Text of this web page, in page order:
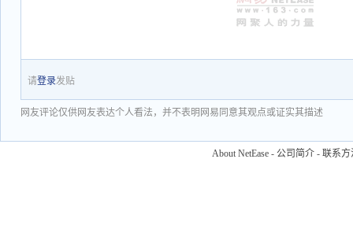
请登录发贴
网友评论仅供网友表达个人看法，并不表明网易同意其观点或证实其描述
About NetEase - 公司简介 - 联系方